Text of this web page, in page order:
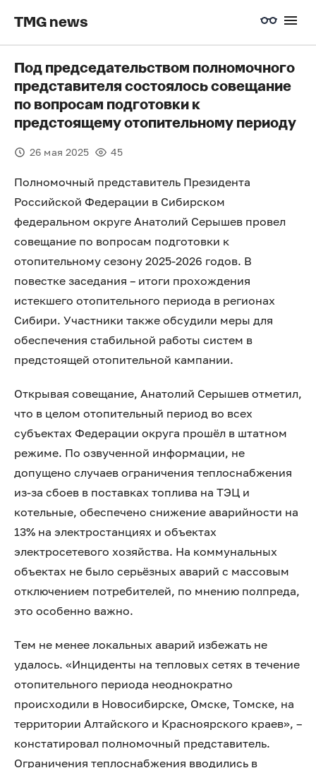
TMG news
Под председательством полномочного
представителя состоялось совещание
по вопросам подготовки к
предстоящему отопительному периоду
26 мая 2025 45
Полномочный представитель Президента
Российской Федерации в Сибирском
федеральном округе Анатолий Серышев провел
совещание по вопросам подготовки к
отопительному сезону 2025-2026 годов. В
повестке заседания – итоги прохождения
истекшего отопительного периода в регионах
Сибири. Участники также обсудили меры для
обеспечения стабильной работы систем в
предстоящей отопительной кампании.
Открывая совещание, Анатолий Серышев отметил,
что в целом отопительный период во всех
субъектах Федерации округа прошёл в штатном
режиме. По озвученной информации, не
допущено случаев ограничения теплоснабжения
из-за сбоев в поставках топлива на ТЭЦ и
котельные, обеспечено снижение аварийности на
13% на электростанциях и объектах
электросетевого хозяйства. На коммунальных
объектах не было серьёзных аварий с массовым
отключением потребителей, по мнению полпреда,
это особенно важно.
Тем не менее локальных аварий избежать не
удалось. «Инциденты на тепловых сетях в течение
отопительного периода неоднократно
происходили в Новосибирске, Омске, Томске, на
территории Алтайского и Красноярского краев», –
констатировал полномочный представитель.
Ограничения теплоснабжения вводились в